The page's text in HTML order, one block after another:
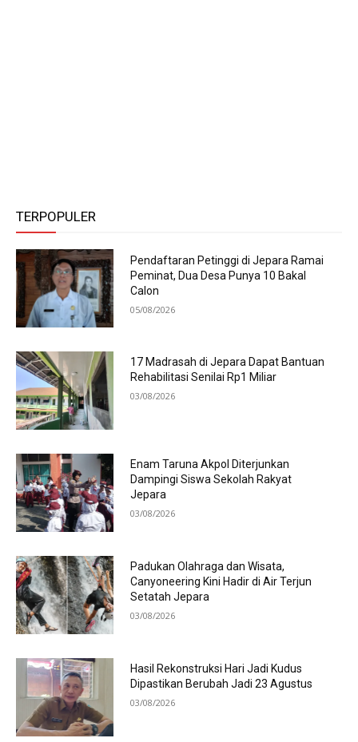
TERPOPULER
Pendaftaran Petinggi di Jepara Ramai
Peminat, Dua Desa Punya 10 Bakal
Calon
05/08/2026
17 Madrasah di Jepara Dapat Bantuan
Rehabilitasi Senilai Rp1 Miliar
03/08/2026
Enam Taruna Akpol Diterjunkan
Dampingi Siswa Sekolah Rakyat
Jepara
03/08/2026
Padukan Olahraga dan Wisata,
Canyoneering Kini Hadir di Air Terjun
Setatah Jepara
03/08/2026
Hasil Rekonstruksi Hari Jadi Kudus
Dipastikan Berubah Jadi 23 Agustus
03/08/2026